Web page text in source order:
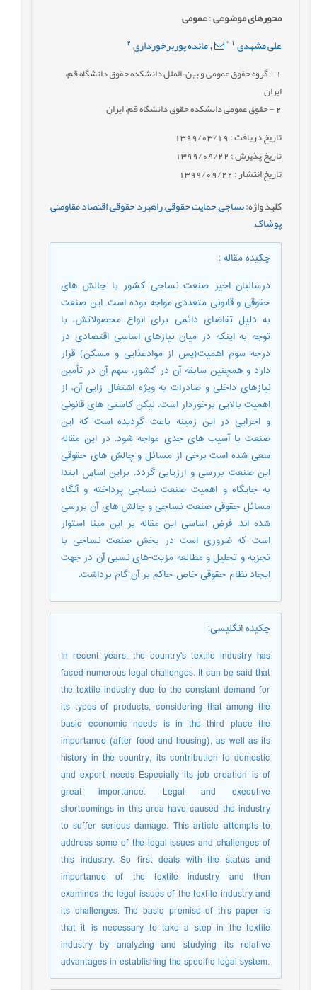
محورهای موضوعی:عمومى
علی مشهدی *
,مائده پوربرخورداری 2
- گروه حقوق عمومی و بین¬الملل دانشکده حقوق دانشگاه قم،
ایران
2- حقوق عمومی دانشکده حقوق دانشگاه قم، ایران
تاریخ دریافت : 1399/03/19
تاریخ پذیرش : 1399/09/22
تاریخ انتشار : 1399/09/22
کلید واژه:نساجی,حمایت حقوقی,راهبرد حقوقی,اقتصاد مقاومتی,
پوشاک,
چکیده مقاله:
درسالیان اخیر صنعت نساجی کشور با چالش های
حقوقی و قانونی متعددی مواجه بوده است. این صنعت
به دلیل تقاضای دائمی برای انواع محصولاتش، با
توجه به اینکه در میان نیازهای اساسی اقتصادی در
درجه سوم اهمیت(پس از موادغذایی و مسکن) قرار
دارد و همچنین سابقه آن در کشور، سهم آن در تأمین
نیازهای داخلی و صادرات به ویژه اشتغال زایی آن، از
اهمیت بالایی برخوردار است. لیکن کاستی های قانونی
و اجرایی در این زمینه باعث گردیده است که این
صنعت با آسیب های جدی مواجه شود. در این مقاله
سعی شده است برخی از مسائل و چالش های حقوقی
این صنعت بررسی و ارزیابی گردد. براین اساس ابتدا
به جایگاه و اهمیت صنعت نساجی پرداخته و آنگاه
مسائل حقوقی صنعت نساجی و چالش های آن بررسی
شده اند. فرض اساسی این مقاله بر این مبنا استوار
است که ضروری است در بخش صنعت نساجی با
تجزیه و تحلیل و مطالعه مزیت-های نسبی آن در جهت
ایجاد نظام حقوقی خاص حاکم بر آن گام برداشت.
چکیده انگلیسی:
In recent years, the country's textile industry has
faced numerous legal challenges. It can be said that
the textile industry due to the constant demand for
its types of products, considering that among the
basic economic needs is in the third place the
importance (after food and housing), as well as its
history in the country, its contribution to domestic
and export needs Especially its job creation is of
great importance. Legal and executive
shortcomings in this area have caused the industry
to suffer serious damage. This article attempts to
address some of the legal issues and challenges of
this industry. So first deals with the status and
importance of the textile industry and then
examines the legal issues of the textile industry and
its challenges. The basic premise of this paper is
that it is necessary to take a step in the textile
industry by analyzing and studying its relative
advantages in establishing the specific legal system.